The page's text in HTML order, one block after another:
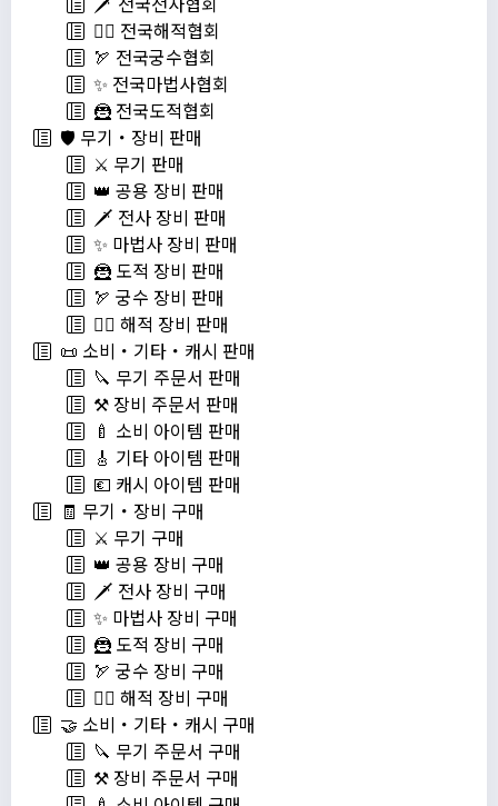
🏴‍☠️ 전국해적협회
🏹 전국궁수협회
✨ 전국마법사협회
🦹 전국도적협회
🛡️ 무기・장비 판매
⚔️ 무기 판매
👑 공용 장비 판매
🗡️ 전사 장비 판매
✨ 마법사 장비 판매
🦹 도적 장비 판매
🏹 궁수 장비 판매
🏴‍☠️ 해적 장비 판매
📜 소비・기타・캐시 판매
🔪 무기 주문서 판매
⚒️ 장비 주문서 판매
🍼 소비 아이템 판매
🎸 기타 아이템 판매
💶 캐시 아이템 판매
🧾 무기・장비 구매
⚔️ 무기 구매
👑 공용 장비 구매
🗡️ 전사 장비 구매
✨ 마법사 장비 구매
🦹 도적 장비 구매
🏹 궁수 장비 구매
🏴‍☠️ 해적 장비 구매
🤝 소비・기타・캐시 구매
🔪 무기 주문서 구매
⚒️ 장비 주문서 구매